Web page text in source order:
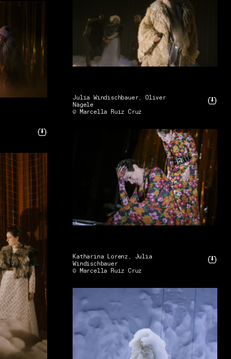
Julia Windischbauer, Oliver
Nägele
© Marcella Ruiz Cruz
Katharina Lorenz, Julia
Windischbauer
© Marcella Ruiz Cruz